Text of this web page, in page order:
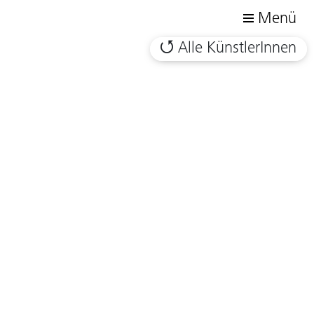
Menü
Alle KünstlerInnen